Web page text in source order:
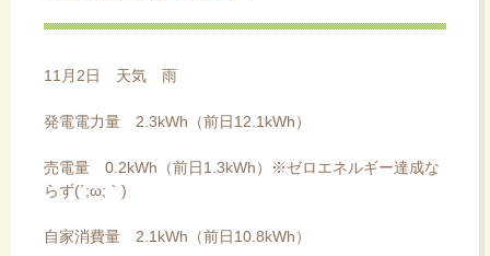
11月2日 天気 雨
発電電力量 2.3kWh（前日12.1kWh）
売電量 0.2kWh（前日1.3kWh）※ゼロエネルギー達成な
らず(´;ω;｀)
自家消費量 2.1kWh（前日10.8kWh）